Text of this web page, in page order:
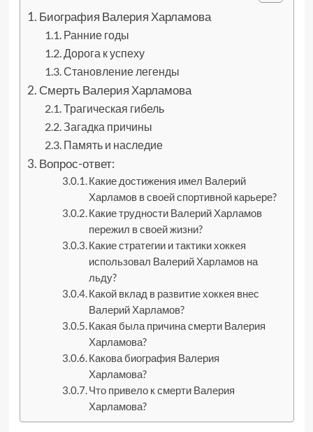
Биография Валерия Харламова
Ранние годы
Дорога к успеху
Становление легенды
Смерть Валерия Харламова
Трагическая гибель
Загадка причины
Память и наследие
Вопрос-ответ:
Какие достижения имел Валерий
Харламов в своей спортивной карьере?
Какие трудности Валерий Харламов
пережил в своей жизни?
Какие стратегии и тактики хоккея
использовал Валерий Харламов на
льду?
Какой вклад в развитие хоккея внес
Валерий Харламов?
Какая была причина смерти Валерия
Харламова?
Какова биография Валерия
Харламова?
Что привело к смерти Валерия
Харламова?